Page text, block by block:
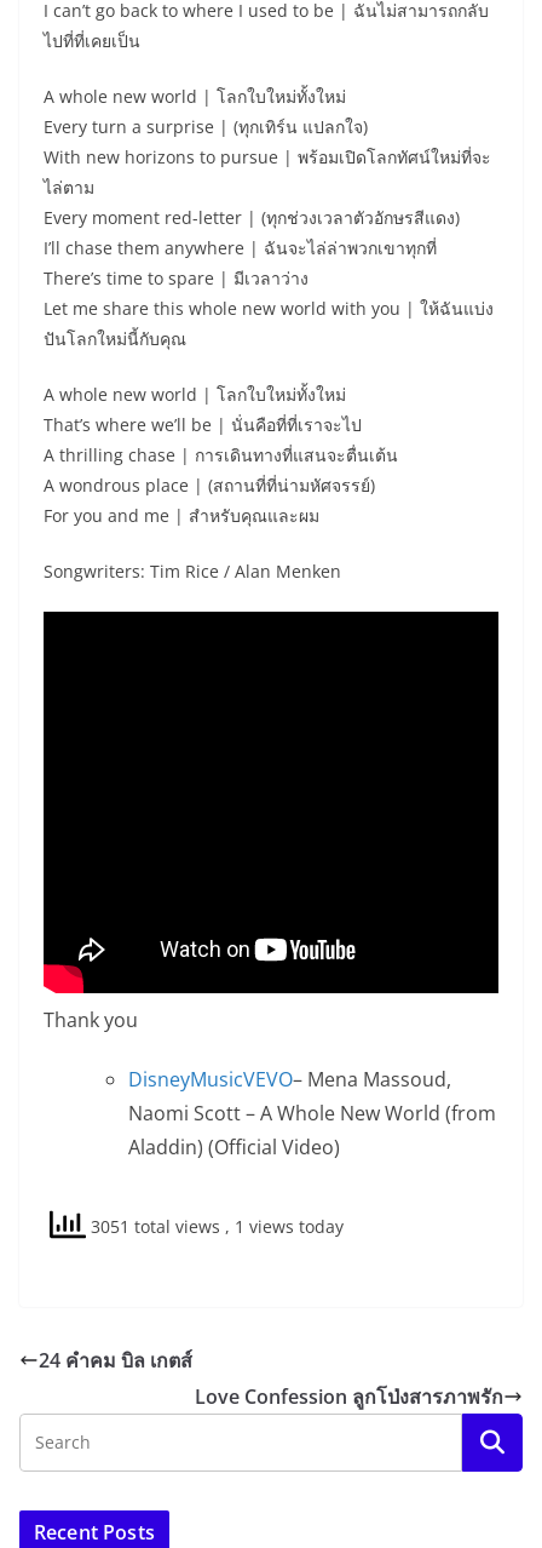
I can’t go back to where I used to be | ฉันไม่สามารถกลับ
ไปที่ที่เคยเป็น
A whole new world | โลกใบใหม่ทั้งใหม่
Every turn a surprise | (ทุกเทิร์น แปลกใจ)
With new horizons to pursue | พร้อมเปิดโลกทัศน์ใหม่ที่จะ
ไล่ตาม
Every moment red-letter | (ทุกช่วงเวลาตัวอักษรสีแดง)
I’ll chase them anywhere | ฉันจะไล่ล่าพวกเขาทุกที่
There’s time to spare | มีเวลาว่าง
Let me share this whole new world with you | ให้ฉันแบ่ง
ปันโลกใหม่นี้กับคุณ
A whole new world | โลกใบใหม่ทั้งใหม่
That’s where we’ll be | นั่นคือที่ที่เราจะไป
A thrilling chase | การเดินทางที่แสนจะตื่นเต้น
A wondrous place | (สถานที่ที่น่ามหัศจรรย์)
For you and me | สำหรับคุณและผม
Songwriters: Tim Rice / Alan Menken
Thank you
DisneyMusicVEVO– Mena Massoud,
Naomi Scott – A Whole New World (from
Aladdin) (Official Video)
3051 total views , 1 views today
24 คำคม บิล เกตส์
Love Confession ลูกโป่งสารภาพรัก
Recent Posts